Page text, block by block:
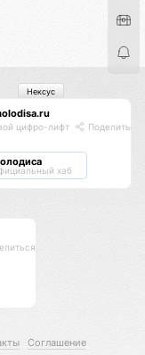
цифро-лифт Поделиться
хаб
Нексус
Соглашение